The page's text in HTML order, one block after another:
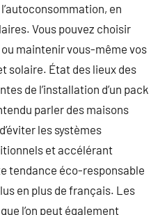
en
Vous pouvez choisir
maintenir vous-même vos
solaire. État des lieux des
de l’installation d’un pack
parler des maisons
les systèmes
et accélérant
tendance éco-responsable
en plus de français. Les
l’on peut également